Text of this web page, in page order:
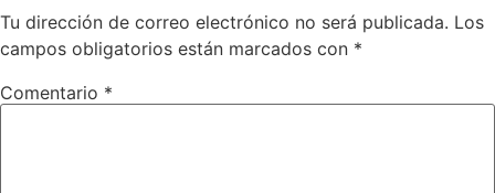
Tu dirección de correo electrónico no será publicada. Los
campos obligatorios están marcados con *
Comentario *